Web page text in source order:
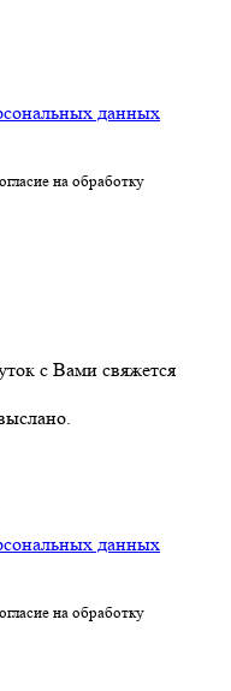
данных
на обработку
с Вами свяжется
данных
на обработку